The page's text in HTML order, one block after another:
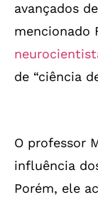
avançados
mencionado
de “ciência
O professor
influência
Porém, ele